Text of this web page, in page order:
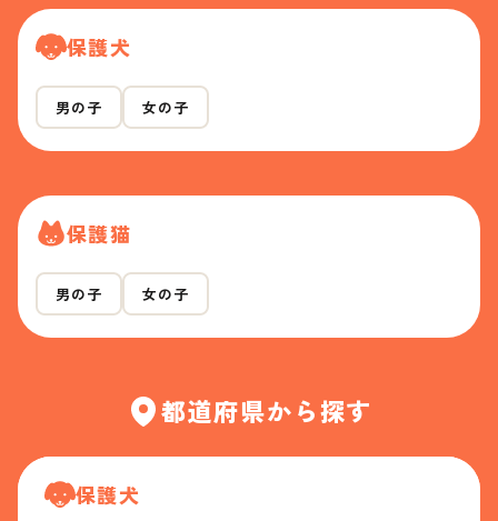
保護犬
男の子 女の子
保護猫
男の子 女の子
都道府県から探す
保護犬